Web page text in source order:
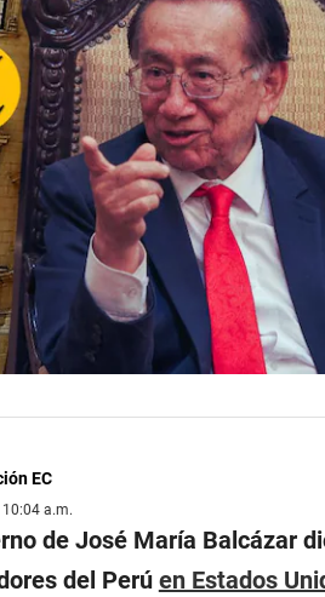
EC
a.m.
de José María Balcázar
del Perú en Estados